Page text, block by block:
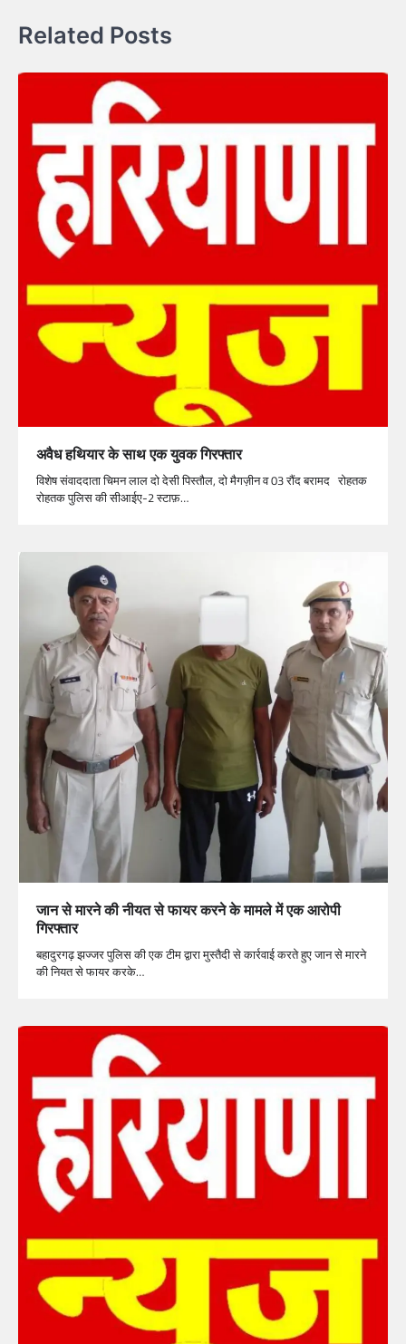
Related Posts
अवैध हथियार के साथ एक युवक गिरफ्तार
विशेष संवाददाता चिमन लाल दो देसी पिस्तौल, दो मैगज़ीन व 03 रौंद बरामद रोहतक
रोहतक पुलिस की सीआईए-2 स्टाफ़…
जान से मारने की नीयत से फायर करने के मामले में एक आरोपी
गिरफ्तार
बहादुरगढ़ झज्जर पुलिस की एक टीम द्वारा मुस्तैदी से कार्रवाई करते हुए जान से मारने
की नियत से फायर करके…